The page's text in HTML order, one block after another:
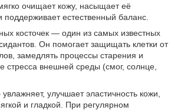
очищает кожу, насыщает её
поддерживает естественный баланс.
косточек — один из самых известных
Он помогает защищать клетки от
замедлять процессы старения и
стресса внешней среды (смог, солнце,
улучшает эластичность кожи,
и гладкой. При регулярном